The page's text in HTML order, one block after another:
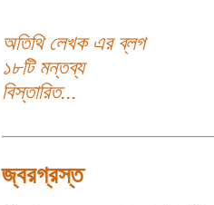
অতিথি লেখক এর ব্লগ
১৮টি মন্তব্য
বিস্তারিত...
জ্বরগ্রস্ত